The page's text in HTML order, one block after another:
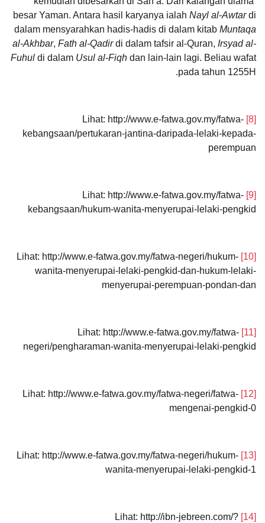
besar Yaman. Antara hasil karyanya ialah Nayl al-Awtardi
dalam mensyarahkan hadis-hadis di dalam kitab Muntaqa
al-Akhbar, Fath al-Qadirdi dalam tafsir al-Quran, Irsyad al-
Fuhul di dalam Usul al-Fiqh dan lain-lain lagi. Beliau wafat
pada tahun 1255H.
[8]
Lihat: http://www.e-fatwa.gov.my/fatwa-
kebangsaan/pertukaran-jantina-daripada-lelaki-kepada-
perempuan
[9]
Lihat: http://www.e-fatwa.gov.my/fatwa-
kebangsaan/hukum-wanita-menyerupai-lelaki-pengkid
[10]
Lihat: http://www.e-fatwa.gov.my/fatwa-negeri/hukum-
wanita-menyerupai-lelaki-pengkid-dan-hukum-lelaki-
menyerupai-perempuan-pondan-dan
[11]
Lihat: http://www.e-fatwa.gov.my/fatwa-
negeri/pengharaman-wanita-menyerupai-lelaki-pengkid
[12]
Lihat: http://www.e-fatwa.gov.my/fatwa-negeri/fatwa-
mengenai-pengkid-0
[13]
Lihat: http://www.e-fatwa.gov.my/fatwa-negeri/hukum-
wanita-menyerupai-lelaki-pengkid-1
[14]
Lihat: http://ibn-jebreen.com/?